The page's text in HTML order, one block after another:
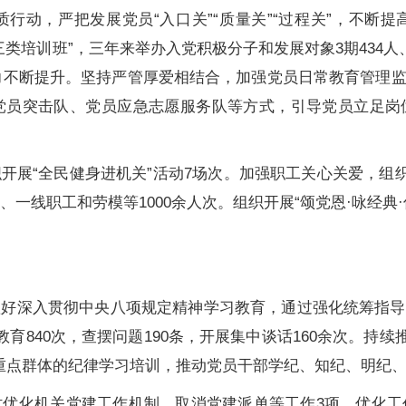
动，严把发展党员“入口关”“质量关”“过程关”，不断
类培训班”，三年来举办入党积极分子和发展对象3期434
断提升。坚持严管厚爱相结合，加强党员日常教育管理
突击队、党员应急志愿服务队等方式，引导党员立足
展“全民健身进机关”活动7场次。加强职工关心关爱，
一线职工和劳模等1000余人次。组织开展“颂党恩·咏经
深入贯彻中央八项规定精神学习教育，通过强化统筹指
840次，查摆问题190条，开展集中谈话160余次。持续
群体的纪律学习培训，推动党员干部学纪、知纪、明纪